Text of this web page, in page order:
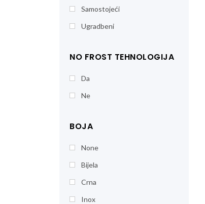
Samostojeći
Ugradbeni
NO FROST TEHNOLOGIJA
Da
Ne
BOJA
None
Bijela
Crna
Inox